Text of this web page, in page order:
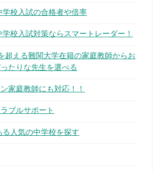
学校入試の合格者や倍率
校入試対策ならスマートレーダー！
超える難関大学在籍の家庭教師からお
たりな先生を選べる
家庭教師にも対応！！
ブルサポート
る人気の中学校を探す